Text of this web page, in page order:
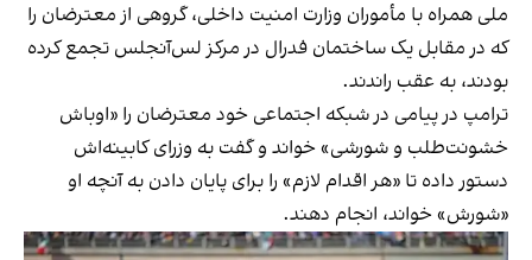
ملی همراه با مأموران وزارت امنیت داخلی، گروهی از معترضان را
که در مقابل یک ساختمان فدرال در مرکز لس‌آنجلس تجمع کرده
بودند، به عقب راندند.
ترامپ در پیامی در شبکه اجتماعی خود معترضان را «اوباش
خشونت‌طلب و شورشی» خواند و گفت به وزرای کابینه‌اش
دستور داده تا «هر اقدام لازم» را برای پایان دادن به آنچه او
«شورش» خواند، انجام دهند.